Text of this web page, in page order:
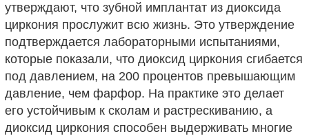
утверждают, что зубной имплантат из диоксида
циркония прослужит всю жизнь. Это утверждение
подтверждается лабораторными испытаниями,
которые показали, что диоксид циркония сгибается
под давлением, на 200 процентов превышающим
давление, чем фарфор. На практике это делает
его устойчивым к сколам и растрескиванию, а
диоксид циркония способен выдерживать многие